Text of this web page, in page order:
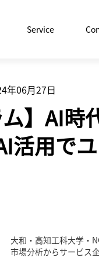
Service
年06月27日
ム】AI
活用で
大和・高知工科大学・
市場分析からサービス